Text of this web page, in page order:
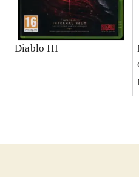
Diablo III